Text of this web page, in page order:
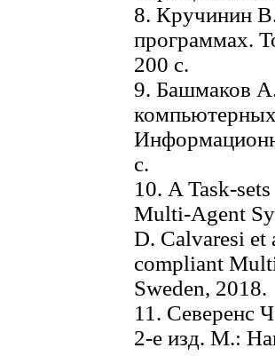
8. Кручинин
программах.
200 с.
9. Башмаков
с.
10. A Task-
Multi-Agent
D. Calvaresi
compliant
Sweden, 2018.
11. Северенс
2-е изд. М.: